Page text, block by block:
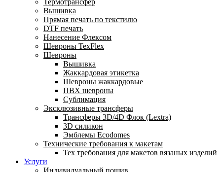
Вышивка
Прямая печать по текстилю
DTF печать
Нанесение Флексом
Шевроны TexFlex
Шевроны
Вышивка
Жаккардовая этикетка
Шевроны жаккардовые
ПВХ шевроны
Сублимация
Эксклюзивные трансферы
Трансферы 3D/4D Флок (Lextra)
3D силикон
Эмблемы Ecodomes
Технические требования к макетам
Тех требования для макетов вязаных изделий
Услуги
Индивидуальный пошив